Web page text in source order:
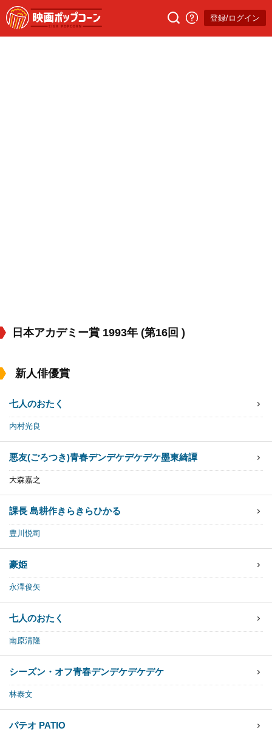
登録/ログイン
日本アカデミー賞 1993年 (第16回 )
新人俳優賞
七人のおたく
内村光良
悪友(ごろつき)青春デンデケデケデケ墨東綺譚
大森嘉之
課長 島耕作きらきらひかる
豊川悦司
豪姫
永澤俊矢
七人のおたく
南原清隆
シーズン・オフ青春デンデケデケデケ
林泰文
パテオ PATIO